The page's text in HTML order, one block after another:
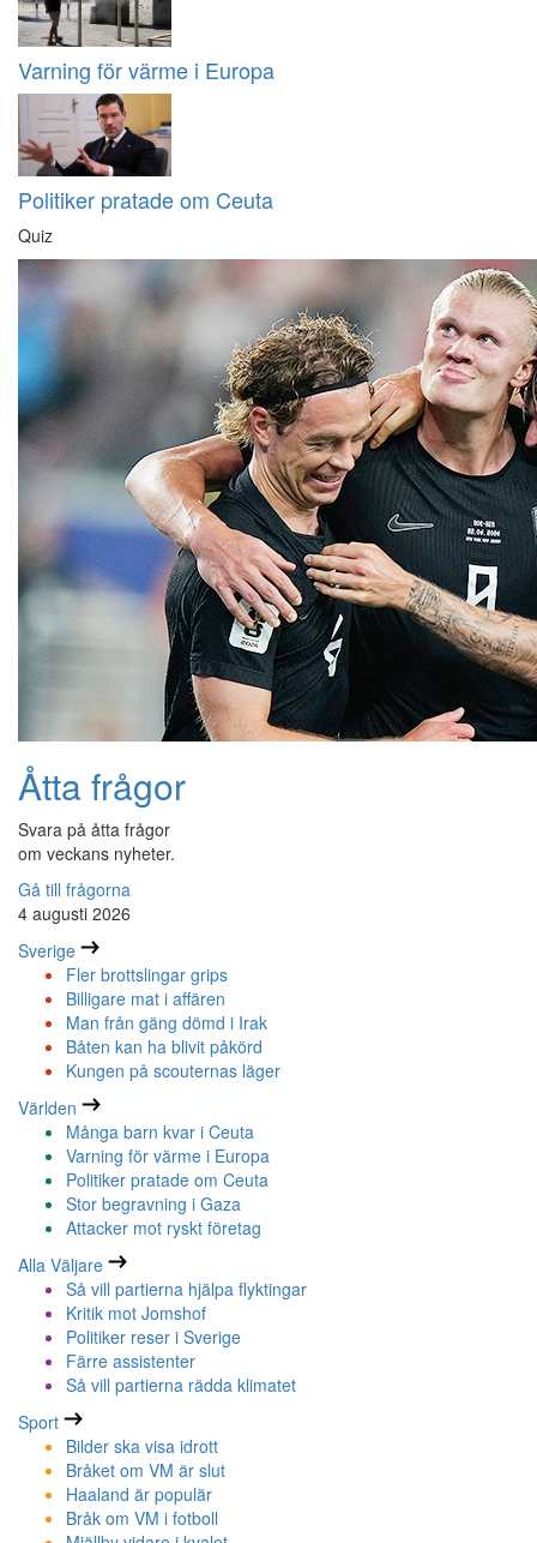
Varning för värme i Europa
Politiker pratade om Ceuta
Quiz
Åtta frågor
Svara på åtta frågor
om veckans nyheter.
Gå till frågorna
4 augusti 2026
Sverige
Fler brottslingar grips
Billigare mat i affären
Man från gäng dömd i Irak
Båten kan ha blivit påkörd
Kungen på scouternas läger
Världen
Många barn kvar i Ceuta
Varning för värme i Europa
Politiker pratade om Ceuta
Stor begravning i Gaza
Attacker mot ryskt företag
Alla Väljare
Så vill partierna hjälpa flyktingar
Kritik mot Jomshof
Politiker reser i Sverige
Färre assistenter
Så vill partierna rädda klimatet
Sport
Bilder ska visa idrott
Bråket om VM är slut
Haaland är populär
Bråk om VM i fotboll